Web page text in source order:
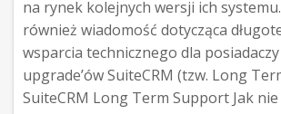
na rynek kolejnych wersji ich systemu.
również wiadomość dotycząca
wsparcia technicznego dla
upgrade’ów SuiteCRM (tzw. Long
SuiteCRM Long Term Support Jak